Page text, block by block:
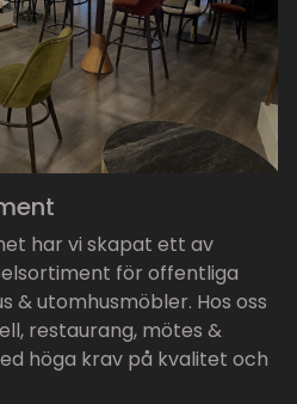
har vi skapat ett av
för offentliga
& utomhusmöbler. Hos oss
restaurang, mötes &
höga krav på kvalitet och